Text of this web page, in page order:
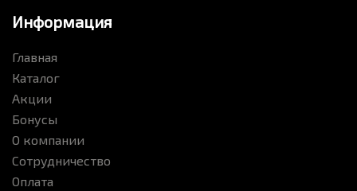
Информация
Главная
Каталог
Акции
Бонусы
О компании
Сотрудничество
Оплата